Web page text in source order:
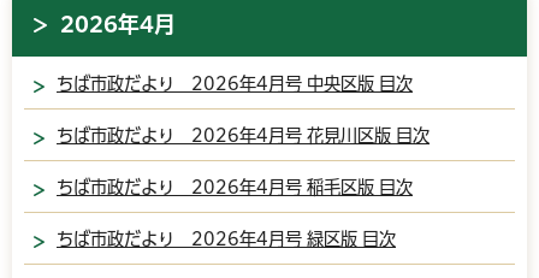
2026年4月
ちば市政だより 2026年4月号 中央区版 目次
ちば市政だより 2026年4月号 花見川区版 目次
ちば市政だより 2026年4月号 稲毛区版 目次
ちば市政だより 2026年4月号 緑区版 目次